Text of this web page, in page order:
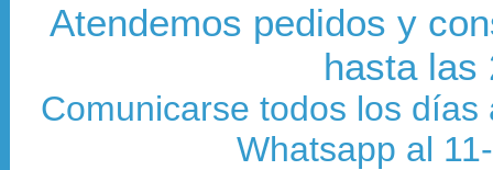
Atendemos pedidos y
hasta las
Comunicarse todos los
Whatsapp al